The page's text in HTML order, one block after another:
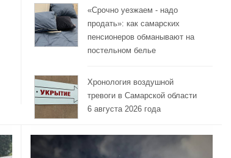
«Срочно уезжаем - надо
продать»: как самарских
пенсионеров обманывают на
постельном белье
Хронология воздушной
тревоги в Самарской области
6 августа 2026 года